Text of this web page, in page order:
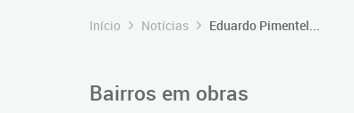
Início Notícias Eduardo Pimentel...
Bairros em obras